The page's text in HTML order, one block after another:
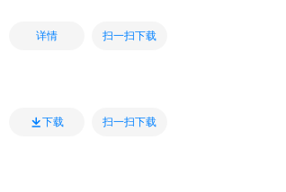
详情 扫一扫下载
下载 扫一扫下载